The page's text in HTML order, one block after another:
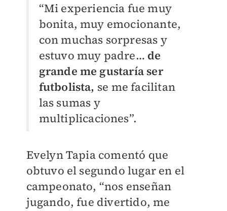
“Mi experiencia fue muy
bonita, muy emocionante,
con muchas sorpresas y
estuvo muy padre… de
grande me gustaría ser
futbolista, se me facilitan
las sumas y
multiplicaciones”.
Evelyn Tapia comentó que
obtuvo el segundo lugar en el
campeonato, “nos enseñan
jugando, fue divertido, me